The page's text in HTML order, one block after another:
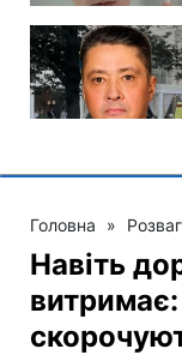
Головна »
Навіть
витримає: